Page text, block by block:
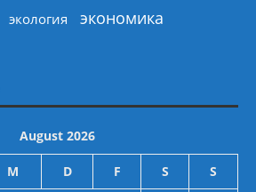
экология экономика
August 2026
M D F S S